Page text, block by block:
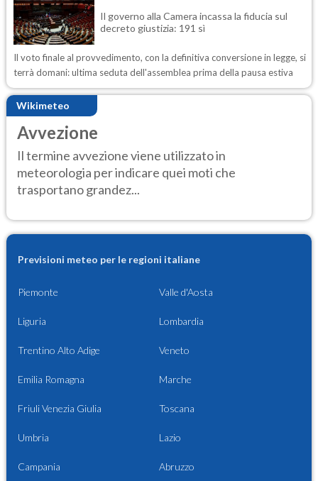
Il governo alla Camera incassa la fiducia sul
decreto giustizia: 191 sì
Il voto finale al provvedimento, con la definitiva conversione in legge, si
terrà domani: ultima seduta dell'assemblea prima della pausa estiva
Wikimeteo
Avvezione
Il termine avvezione viene utilizzato in
meteorologia per indicare quei moti che
trasportano grandez...
Previsioni meteo per le regioni italiane
Piemonte Valle d'Aosta
Liguria Lombardia
Trentino Alto Adige Veneto
Emilia Romagna Marche
Friuli Venezia Giulia Toscana
Umbria Lazio
Campania Abruzzo